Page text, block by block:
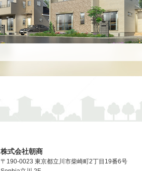
株式会社朝商
〒190-0023 東京都立川市柴崎町2丁目19番6号